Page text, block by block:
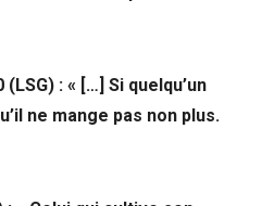
: « […] Si quelqu’un
ne mange pas non plus.